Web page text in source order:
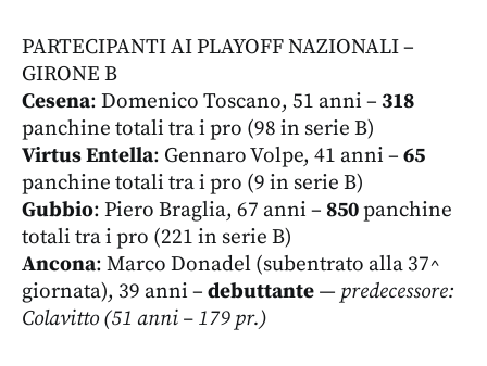
PARTECIPANTI AI PLAYOFF NAZIONALI –
GIRONE B
Cesena: Domenico Toscano, 51 anni – 318
panchine totali tra i pro (98 in serie B)
Virtus Entella: Gennaro Volpe, 41 anni – 65
panchine totali tra i pro (9 in serie B)
Gubbio: Piero Braglia, 67 anni – 850panchine
totali tra i pro (221 in serie B)
Ancona: Marco Donadel (subentrato alla 37^
giornata), 39 anni – debuttante — predecessore:
Colavitto (51 anni – 179 pr.)